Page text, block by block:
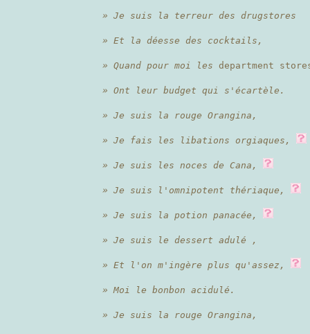
» Je suis la terreur des drugstores
» Et la déesse des cocktails,
» Quand pour moi les department
» Ont leur budget qui s'écartèle.
» Je suis la rouge Orangina,
» Je fais les libations orgiaques,
» Je suis les noces de Cana,
» Je suis l'omnipotent thériaque,
» Je suis la potion panacée,
» Je suis le dessert adulé ,
» Et l'on m'ingère plus qu'assez,
» Moi le bonbon acidulé.
» Je suis la rouge Orangina,